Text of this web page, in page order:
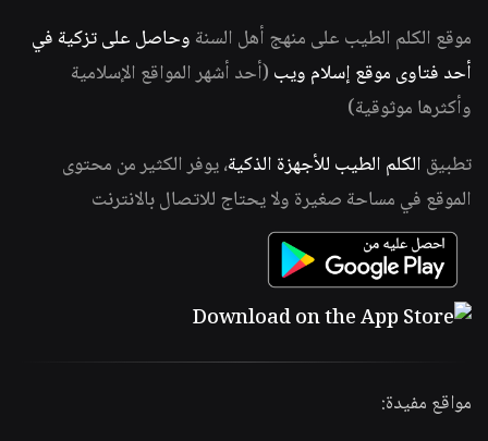
موقع الكلم الطيب على منهج أهل السنة وحاصل على تزكية في
أحد فتاوى موقع إسلام ويب (أحد أشهر المواقع الإسلامية
وأكثرها موثوقية)
تطبيق الكلم الطيب للأجهزة الذكية، يوفر الكثير من محتوى
الموقع في مساحة صغيرة ولا يحتاج للاتصال بالانترنت
مواقع مفيدة: